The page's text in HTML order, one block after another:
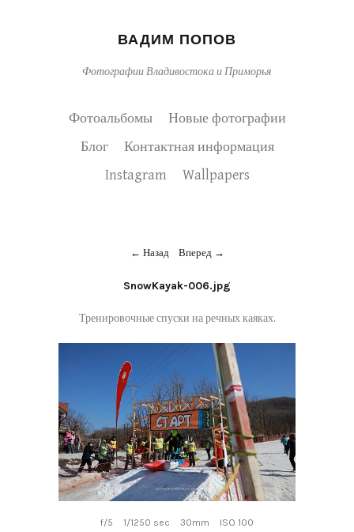
ВАДИМ ПОПОВ
Фотографии Владивостока и Приморья
Фотоальбомы
Новые фотографии
Блог
Контактная информация
Instagram
Wallpapers
Назад Вперед
SnowKayak-006.jpg
Тренировочные спуски на речных каяках.
f/5 1/1250 sec 30mm ISO 100